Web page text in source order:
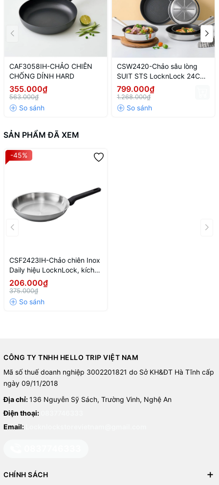
CAF3058IH-CHẢO CHIÊN
CHỐNG DÍNH HARD
355.000₫
563.000₫
CSW2420-Chảo sâu lòng
SUIT STS LocknLock 24CM
- CN-4-STS-Single
799.000₫
1.268.000₫
SẢN PHẨM ĐÃ XEM
-45%
CSF2423IH-Chảo chiên Inox
Daily hiệu LocknLock, kích
thước 24cm-NTL-CN-6-
STS-Single-DAILY
206.000₫
375.000₫
CÔNG TY TNHH HELLO TRIP VIỆT NAM
Mã số thuế doanh nghiệp 3002201821 do Sở KH&ĐT Hà Tĩnh cấp
ngày 09/11/2018
Địa chỉ:136 Nguyễn Sỹ Sách, Trường Vinh, Nghệ An
Điện thoại:
Email:
CHÍNH SÁCH